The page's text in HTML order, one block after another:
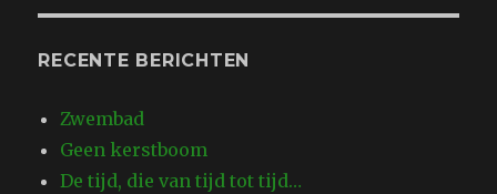
RECENTE BERICHTEN
Zwembad
Geen kerstboom
De tijd, die van tijd tot tijd…